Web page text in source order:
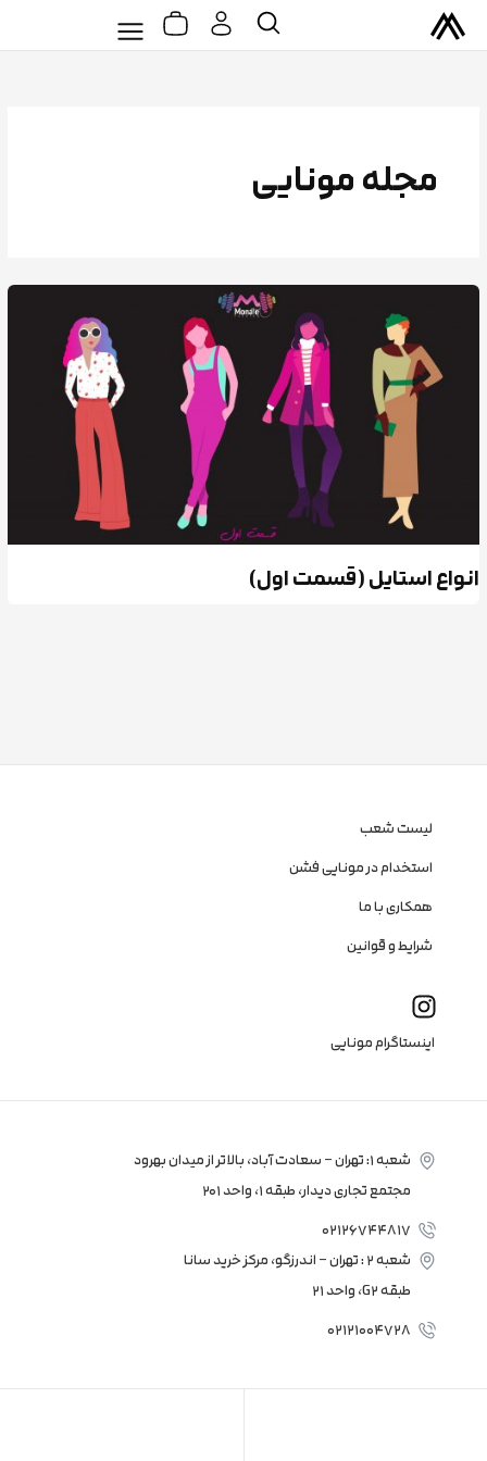
جستجو سبد
خریدFlyout
مجله مونایی
انواع استایل (قسمت اول)
لیست شعب
استخدام در مونایی فشن
همکاری با ما
شرایط و قوانین
n
s
t
g
a
m
اینستاگرام مونایی
شعبه 1: تهران – سعادت آباد، بالاتر از میدان بهرود
مجتمع تجاری دیدار، طبقه 1، واحد 201
02126744817
شعبه 2 : تهران – اندرزگو، مرکز خرید سانا
طبقه G2، واحد 21
02121004728